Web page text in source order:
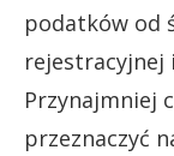
podatków od
rejestracyjnej
Przynajmniej
przeznaczyć